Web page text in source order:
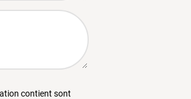
contient sont